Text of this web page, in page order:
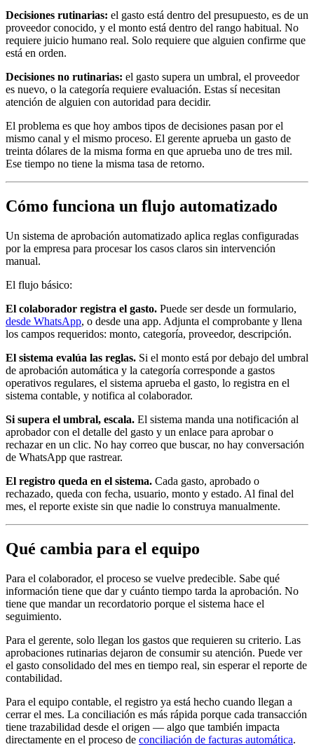
Decisiones rutinarias: el gasto está dentro del presupuesto, es de un
proveedor conocido, y el monto está dentro del rango habitual. No
requiere juicio humano real. Solo requiere que alguien confirme que
está en orden.
Decisiones no rutinarias: el gasto supera un umbral, el proveedor
es nuevo, o la categoría requiere evaluación. Estas sí necesitan
atención de alguien con autoridad para decidir.
El problema es que hoy ambos tipos de decisiones pasan por el
mismo canal y el mismo proceso. El gerente aprueba un gasto de
treinta dólares de la misma forma en que aprueba uno de tres mil.
Ese tiempo no tiene la misma tasa de retorno.
Cómo funciona un flujo automatizado
Un sistema de aprobación automatizado aplica reglas configuradas
por la empresa para procesar los casos claros sin intervención
manual.
El flujo básico:
El colaborador registra el gasto. Puede ser desde un formulario,
desde WhatsApp, o desde una app. Adjunta el comprobante y llena
los campos requeridos: monto, categoría, proveedor, descripción.
El sistema evalúa las reglas. Si el monto está por debajo del umbral
de aprobación automática y la categoría corresponde a gastos
operativos regulares, el sistema aprueba el gasto, lo registra en el
sistema contable, y notifica al colaborador.
Si supera el umbral, escala. El sistema manda una notificación al
aprobador con el detalle del gasto y un enlace para aprobar o
rechazar en un clic. No hay correo que buscar, no hay conversación
de WhatsApp que rastrear.
El registro queda en el sistema. Cada gasto, aprobado o
rechazado, queda con fecha, usuario, monto y estado. Al final del
mes, el reporte existe sin que nadie lo construya manualmente.
Qué cambia para el equipo
Para el colaborador, el proceso se vuelve predecible. Sabe qué
información tiene que dar y cuánto tiempo tarda la aprobación. No
tiene que mandar un recordatorio porque el sistema hace el
seguimiento.
Para el gerente, solo llegan los gastos que requieren su criterio. Las
aprobaciones rutinarias dejaron de consumir su atención. Puede ver
el gasto consolidado del mes en tiempo real, sin esperar el reporte de
contabilidad.
Para el equipo contable, el registro ya está hecho cuando llegan a
cerrar el mes. La conciliación es más rápida porque cada transacción
tiene trazabilidad desde el origen — algo que también impacta
directamente en el proceso de conciliación de facturas automática.